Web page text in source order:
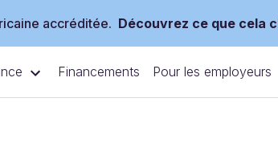
accréditée. Découvrez ce que cela
Financements Pour les employeurs